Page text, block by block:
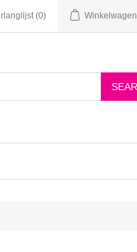
(0) Winkelwagen